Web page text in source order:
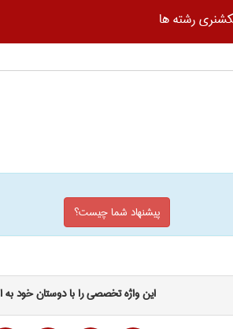
رشته ها
پیشنهاد شما چیست؟
این واژه تخصصی را با دوستان خود به